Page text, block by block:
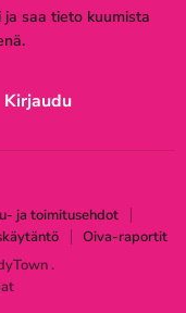
saa tieto kuumista
Kirjaudu
ja toimitusehdot
Oiva-raportit
.